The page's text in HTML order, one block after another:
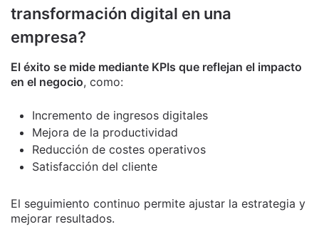
transformación digital en una
empresa?
El éxito se mide mediante KPIs que reflejan el impacto
en el negocio, como:
Incremento de ingresos digitales
Mejora de la productividad
Reducción de costes operativos
Satisfacción del cliente
El seguimiento continuo permite ajustar la estrategia y
mejorar resultados.